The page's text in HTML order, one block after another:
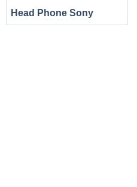
Bên cạnh đó, nhờ sự hỗ trợ
của máy cho khả năng hiển
cùng độ tương phản cao
giúp tiết kiệm năng lượng
với môi trường, khi nó không
Head Phone Sony